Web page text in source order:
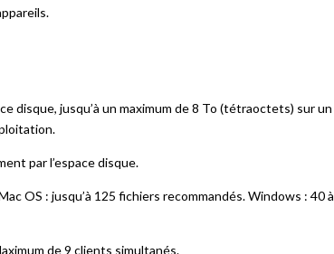
disque, jusqu’à un maximum de 8 To (tétraoctets) sur un
par l’espace disque.
OS : jusqu’à 125 fichiers recommandés. Windows : 40 à
de 9 clients simultanés.